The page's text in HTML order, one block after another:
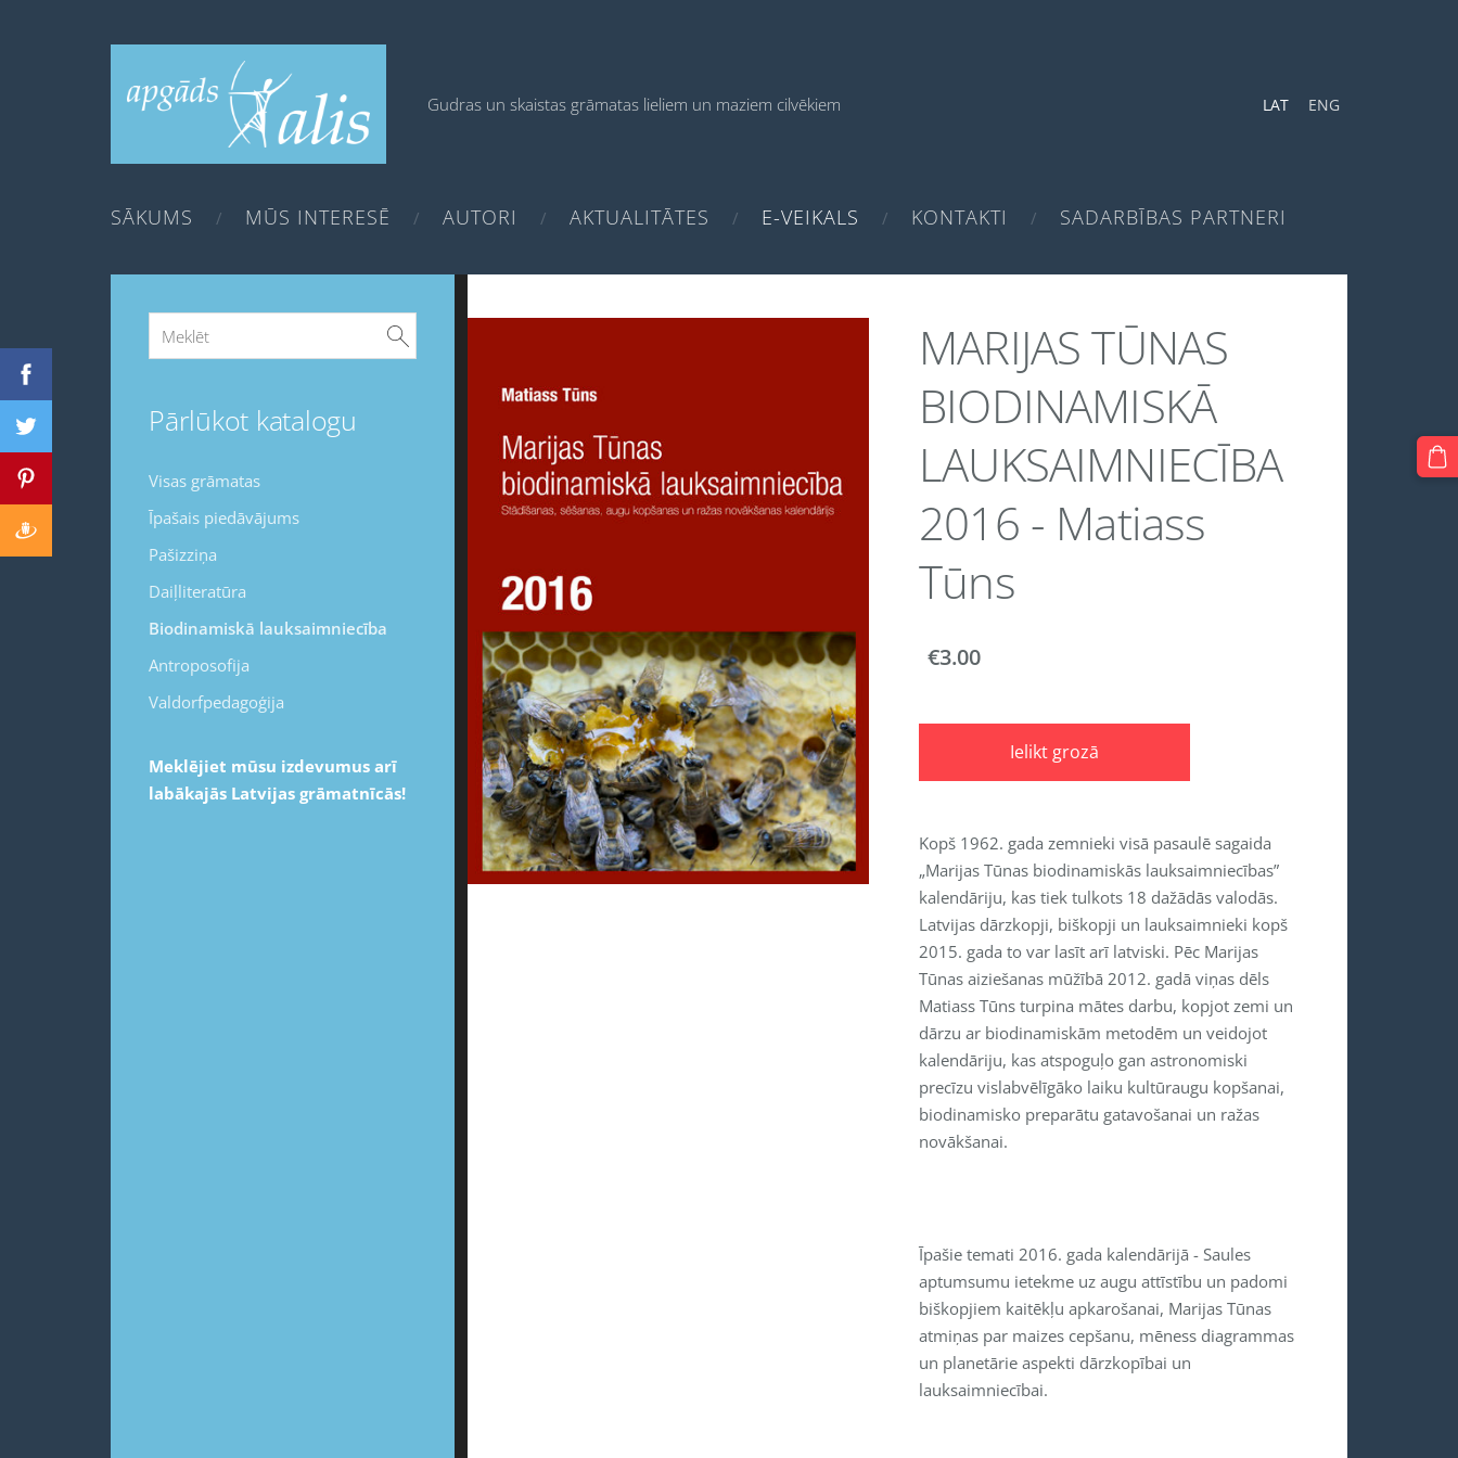
Gudras un skaistas grāmatas lieliem un maziem cilvēkiem
SĀKUMS MŪS INTERESĒ AUTORI AKTUALITĀTES E-VEIKALS KONTAKTI SADARBĪBAS PARTNERI
LAT ENG
Pārlūkot katalogu
Visas grāmatas
Īpašais piedāvājums
Pašizziņa
Daiļliteratūra
Biodinamiskā lauksaimniecība
Antroposofija
Valdorfpedagoģija
Meklējiet mūsu izdevumus arī
labākajās Latvijas grāmatnīcās!
MARIJAS TŪNAS
BIODINAMISKĀ
LAUKSAIMNIECĪBA
2016 - Matiass
Tūns
€3.00
Ielikt grozā
Kopš 1962. gada zemnieki visā pasaulē sagaida
„Marijas Tūnas biodinamiskās lauksaimniecības”
kalendāriju, kas tiek tulkots 18 dažādās valodās.
Latvijas dārzkopji, biškopji un lauksaimnieki kopš
2015. gada to var lasīt arī latviski. Pēc Marijas
Tūnas aiziešanas mūžībā 2012. gadā viņas dēls
Matiass Tūns turpina mātes darbu, kopjot zemi un
dārzu ar biodinamiskām metodēm un veidojot
kalendāriju, kas atspoguļo gan astronomiski
precīzu vislabvēlīgāko laiku kultūraugu kopšanai,
biodinamisko preparātu gatavošanai un ražas
novākšanai.
Īpašie temati 2016. gada kalendārijā - Saules
aptumsumu ietekme uz augu attīstību un padomi
biškopjiem kaitēkļu apkarošanai, Marijas Tūnas
atmiņas par maizes cepšanu, mēness diagrammas
un planetārie aspekti dārzkopībai un
lauksaimniecībai.